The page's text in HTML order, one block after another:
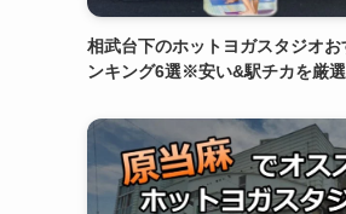
相武台下のホットヨガスタジオお
ンキング6選※安い&駅チカを厳